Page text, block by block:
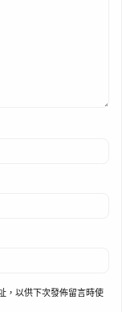
，以供下次發佈留言時使